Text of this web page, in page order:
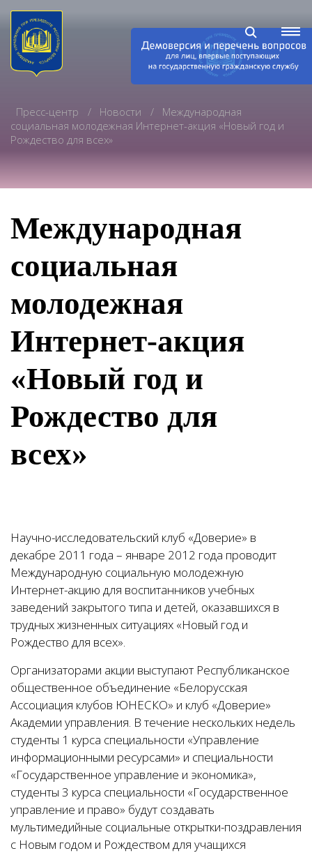
Пресс-центр Новости
Международная
социальная молодежная Интернет-акция «Новый год и
Рождество для всех»
Международная
социальная
молодежная
Интернет-акция
«Новый год и
Рождество для
всех»
Научно-исследовательский клуб «Доверие» в
декабре 2011 года – январе 2012 года проводит
Международную социальную молодежную
Интернет-акцию для воспитанников учебных
заведений закрытого типа и детей, оказавшихся в
трудных жизненных ситуациях «Новый год и
Рождество для всех».
Организаторами акции выступают Республиканское
общественное объединение «Белорусская
Ассоциация клубов ЮНЕСКО» и клуб «Доверие»
Академии управления. В течение нескольких недель
студенты 1 курса специальности «Управление
информационными ресурсами» и специальности
«Государственное управление и экономика»,
студенты 3 курса специальности «Государственное
управление и право» будут создавать
мультимедийные социальные открытки-поздравления
с Новым годом и Рождеством для учащихся